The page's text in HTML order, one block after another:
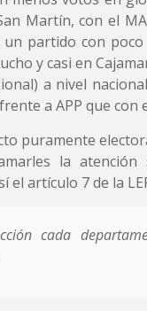
Martín, con el
partido con
y casi en
a nivel
a APP que con
puramente
la
el artículo 7 de la
cada